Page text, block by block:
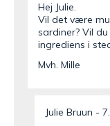
Hej Julie.
Vil det være
sardiner? Vil
ingrediens i
Mvh. Mille
Julie Bruun